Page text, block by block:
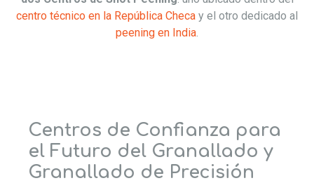
centro técnico en la República Checa y el otro dedicado al
peening en India.
Centros de Confianza para
el Futuro del Granallado y
Granallado de Precisión